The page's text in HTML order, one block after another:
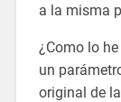
a la misma
¿Como lo
un
original de